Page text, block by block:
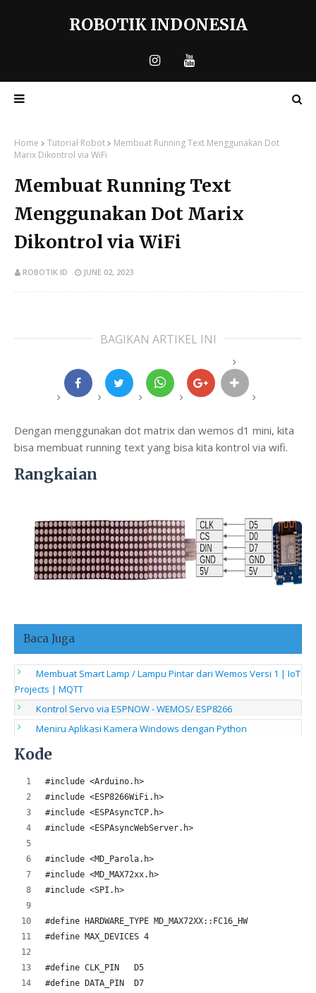
ROBOTIK INDONESIA
Home Tutorial Robot
Membuat Running Text Menggunakan Dot
Marix Dikontrol via WiFi
Membuat Running Text
Menggunakan Dot Marix
Dikontrol via WiFi
ROBOTIK ID JUNE 02, 2023
BAGIKAN ARTIKEL INI
Dengan menggunakan dot matrix dan wemos d1 mini, kita
bisa membuat running text yang bisa kita kontrol via wifi.
Rangkaian
Baca Juga
Membuat Smart Lamp / Lampu Pintar dari Wemos Versi 1 | IoT
Projects | MQTT
Kontrol Servo via ESPNOW - WEMOS/ ESP8266
Meniru Aplikasi Kamera Windows dengan Python
Kode
#include <Arduino.h>
#include <ESP8266WiFi.h>
#include <ESPAsyncTCP.h>
#include <ESPAsyncWebServer.h>
#include <MD_Parola.h>
#include <MD_MAX72xx.h>
#include <SPI.h>
#define HARDWARE_TYPE MD_MAX72XX::FC16_HW
#define MAX_DEVICES 4
#define CLK_PIN   D5
#define DATA_PIN  D7